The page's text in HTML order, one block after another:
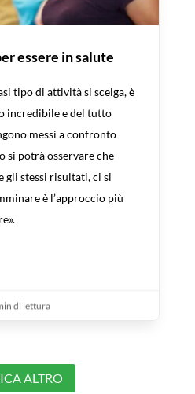
essere in salute
tipo di attività si scelga, è
incredibile e del tutto
messi a confronto
si potrà osservare che
gli stessi risultati, ci si
è l’approccio più
di lettura
ALTRO